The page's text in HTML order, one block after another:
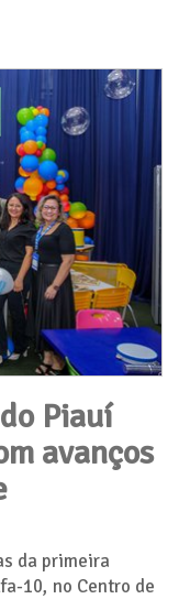
Piauí
avanços
da primeira
10, no Centro de